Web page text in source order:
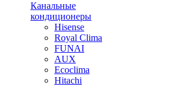
Канальные
кондиционеры
Hisense
Royal Clima
FUNAI
AUX
Ecoclima
Hitachi